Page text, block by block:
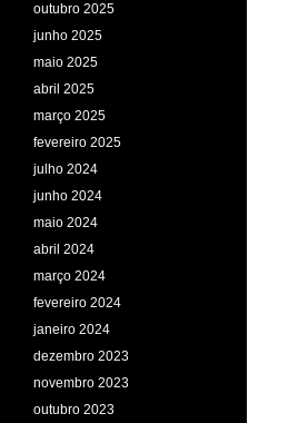
outubro 2025
junho 2025
maio 2025
abril 2025
março 2025
fevereiro 2025
julho 2024
junho 2024
maio 2024
abril 2024
março 2024
fevereiro 2024
janeiro 2024
dezembro 2023
novembro 2023
outubro 2023